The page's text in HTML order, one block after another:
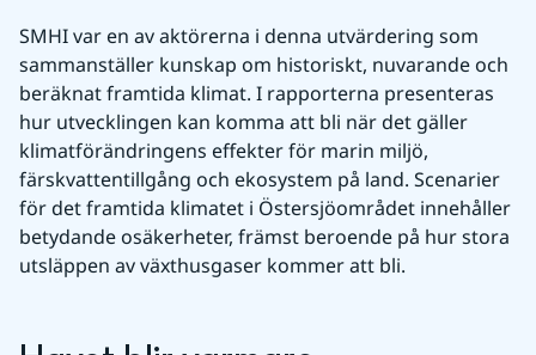
SMHI var en av aktörerna i denna utvärdering som
sammanställer kunskap om historiskt, nuvarande och
beräknat framtida klimat. I rapporterna presenteras
hur utvecklingen kan komma att bli när det gäller
klimatförändringens effekter för marin miljö,
färskvattentillgång och ekosystem på land. Scenarier
för det framtida klimatet i Östersjöområdet innehåller
betydande osäkerheter, främst beroende på hur stora
utsläppen av växthusgaser kommer att bli.